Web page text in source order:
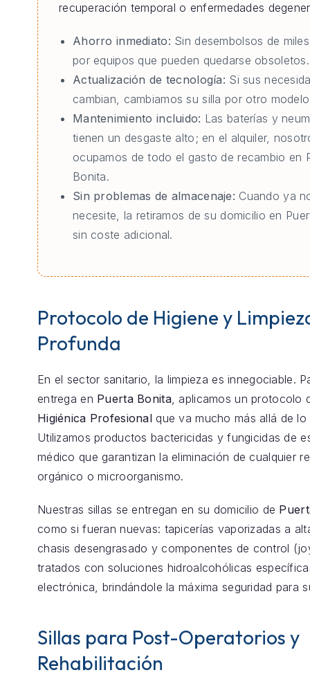
recuperación temporal o enfermedades
Ahorro inmediato: Sin desembolsos de
por equipos que pueden quedarse obsoletos.
Actualización de tecnología: Si sus
cambian, cambiamos su silla por otro
Mantenimiento incluido: Las baterías y
tienen un desgaste alto; en el alquiler,
ocupamos de todo el gasto de recambio en
Bonita.
Sin problemas de almacenaje: Cuando ya
necesite, la retiramos de su domicilio en
sin coste adicional.
Protocolo de Higiene y
Profunda
En el sector sanitario, la limpieza es innegociable.
entrega en Puerta Bonita, aplicamos un protocolo
Higiénica Profesional que va mucho más allá de
Utilizamos productos bactericidas y fungicidas de
médico que garantizan la eliminación de cualquier
orgánico o microorganismo.
Nuestras sillas se entregan en su domicilio de
como si fueran nuevas: tapicerías vaporizadas a
chasis desengrasado y componentes de control
tratados con soluciones hidroalcohólicas
electrónica, brindándole la máxima seguridad para
Sillas para Post-Operatorios y
Rehabilitación